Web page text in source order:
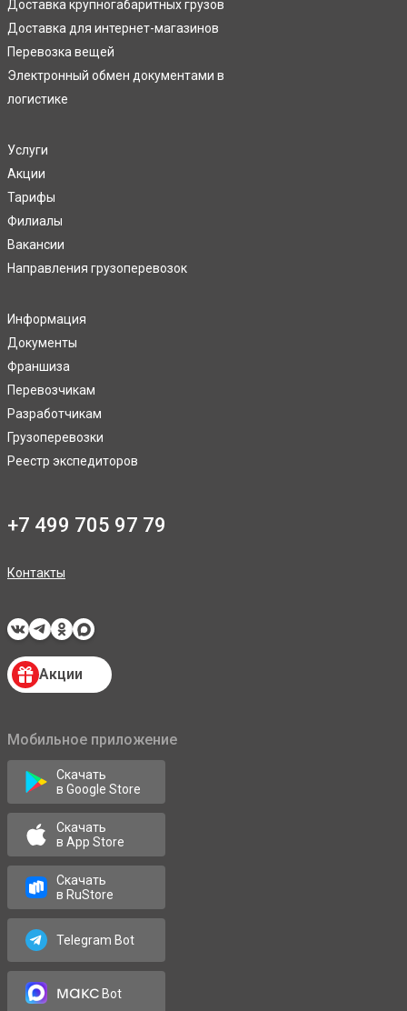
Доставка крупногабаритных грузов
Доставка для интернет-магазинов
Перевозка вещей
Электронный обмен документами в
логистике
Услуги
Акции
Тарифы
Филиалы
Вакансии
Направления грузоперевозок
Информация
Документы
Франшиза
Перевозчикам
Разработчикам
Грузоперевозки
Реестр экспедиторов
+7 499 705 97 79
Контакты
Акции
Мобильное приложение
Скачать
в Google Store
Скачать
в App Store
Скачать
в RuStore
Telegram Bot
максBot